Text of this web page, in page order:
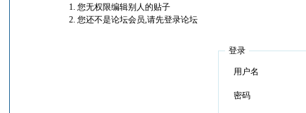
您无权限编辑别人的贴子
您还不是论坛会员,请先登录论坛
登录
用户名
密码